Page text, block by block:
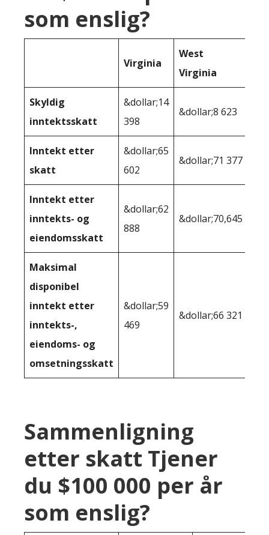
som enslig?
Virginia
West
Virginia
Skyldig
inntektsskatt
&dollar;14
398
&dollar;8 623
Inntekt etter
skatt
&dollar;65
602
&dollar;71 377
Inntekt etter
inntekts- og
eiendomsskatt
&dollar;62
888
&dollar;70,645
Maksimal
disponibel
inntekt etter
inntekts-,
eiendoms- og
omsetningsskatt
&dollar;59
469
&dollar;66 321
Sammenligning
etter skatt Tjener
du $100 000 per år
som enslig?